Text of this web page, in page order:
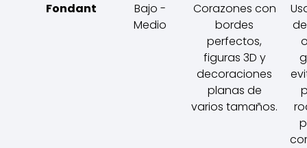
Fondant
Bajo -
Medio
Corazones con
bordes
perfectos,
figuras 3D y
decoraciones
planas de
varios tamaños.